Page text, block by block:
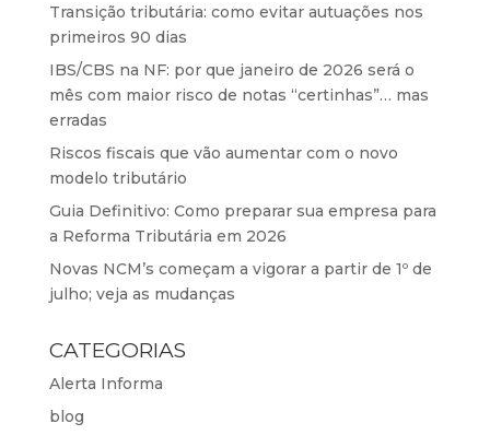
Transição tributária: como evitar autuações nos
primeiros 90 dias
IBS/CBS na NF: por que janeiro de 2026 será o
mês com maior risco de notas “certinhas”… mas
erradas
Riscos fiscais que vão aumentar com o novo
modelo tributário
Guia Definitivo: Como preparar sua empresa para
a Reforma Tributária em 2026
Novas NCM’s começam a vigorar a partir de 1º de
julho; veja as mudanças
CATEGORIAS
Alerta Informa
blog